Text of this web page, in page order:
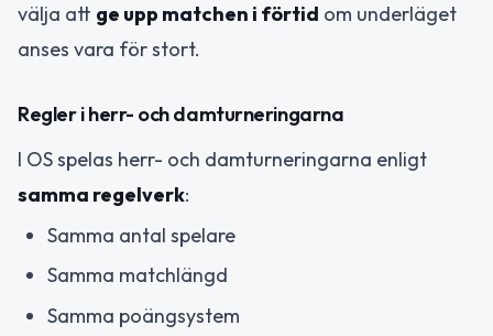
välja att ge upp matchen i förtid om underläget
anses vara för stort.
Regler i herr- och damturneringarna
I OS spelas herr- och damturneringarna enligt
samma regelverk:
Samma antal spelare
Samma matchlängd
Samma poängsystem